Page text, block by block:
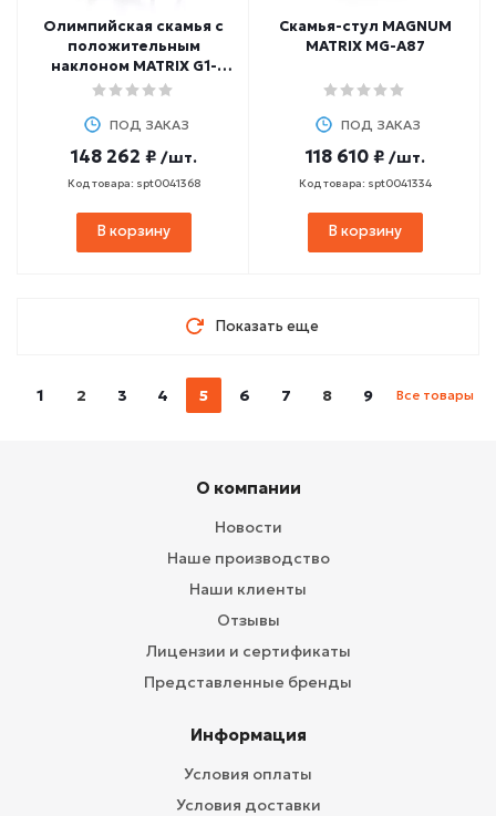
Олимпийская скамья с
положительным
наклоном MATRIX G1-
FW164
ПОД ЗАКАЗ
148 262 ₽ /шт.
Код товара: spt0041368
В корзину
Скамья-стул MAGNUM
MATRIX MG-A87
ПОД ЗАКАЗ
118 610 ₽ /шт.
Код товара: spt0041334
В корзину
Показать еще
1 2 3 4 5 6 7 8 9 Все товары
О компании
Новости
Наше производство
Наши клиенты
Отзывы
Лицензии и сертификаты
Представленные бренды
Информация
Условия оплаты
Условия доставки